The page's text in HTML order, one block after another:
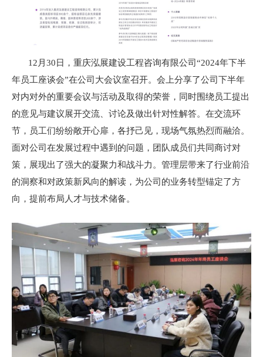
12月30日，重庆泓展建设工程咨询有限公司“2024年下半
年员工座谈会”在公司大会议室召开。会上分享了公司下半年
对内对外的重要会议与活动及取得的荣誉，同时围绕员工提出
的意见与建议展开交流、讨论及做出针对性解答。在交流环
节，员工们纷纷敞开心扉，各抒己见，现场气氛热烈而融洽。
面对公司在发展过程中遇到的问题，团队成员们共同商讨对
策，展现出了强大的凝聚力和战斗力。管理层带来了行业前沿
的洞察和对政策新风向的解读，为公司的业务转型锚定了方
向，提前布局人才与技术储备。